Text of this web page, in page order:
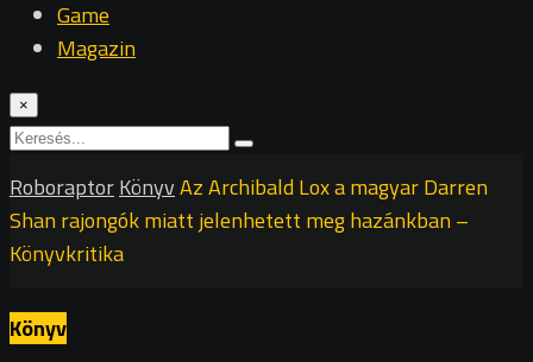
Game
Magazin
×
RoboraptorKönyvAz Archibald Lox a magyar Darren
Shan rajongók miatt jelenhetett meg hazánkban –
Könyvkritika
Könyv